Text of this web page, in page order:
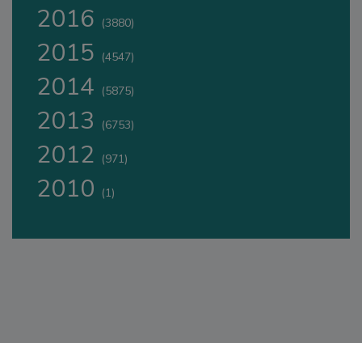
2016 (3880)
2015 (4547)
2014 (5875)
2013 (6753)
2012 (971)
2010 (1)